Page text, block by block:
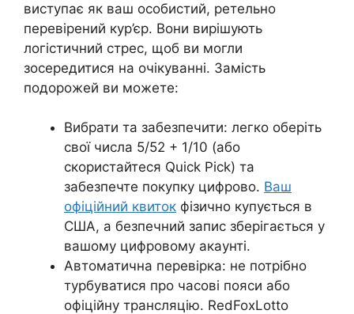
виступає як ваш особистий, ретельно
перевірений кур’єр. Вони вирішують
логістичний стрес, щоб ви могли
зосередитися на очікуванні. Замість
подорожей ви можете:
Вибрати та забезпечити: легко оберіть
свої числа 5/52 + 1/10 (або
скористайтеся Quick Pick) та
забезпечте покупку цифрово. Ваш
офіційний квиток фізично купується в
США, а безпечний запис зберігається у
вашому цифровому акаунті.
Автоматична перевірка: не потрібно
турбуватися про часові пояси або
офіційну трансляцію. RedFoxLotto